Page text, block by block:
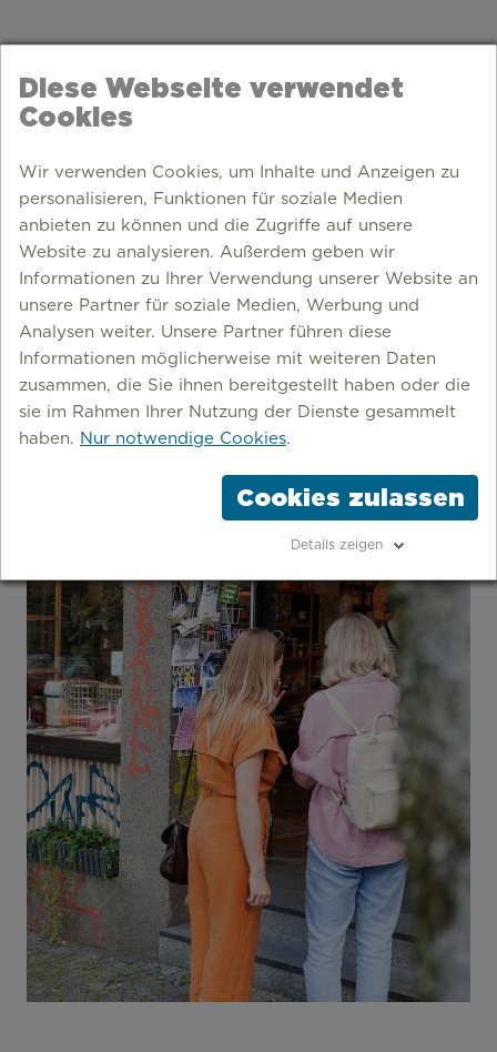
Diese Webseite verwendet
Cookies
Wir verwenden Cookies, um Inhalte und Anzeigen zu
personalisieren, Funktionen für soziale Medien
anbieten zu können und die Zugriffe auf unsere
Website zu analysieren. Außerdem geben wir
Informationen zu Ihrer Verwendung unserer Website an
unsere Partner für soziale Medien, Werbung und
Analysen weiter. Unsere Partner führen diese
Informationen möglicherweise mit weiteren Daten
zusammen, die Sie ihnen bereitgestellt haben oder die
sie im Rahmen Ihrer Nutzung der Dienste gesammelt
haben. Nur notwendige Cookies.
Cookies zulassen
Details zeigen